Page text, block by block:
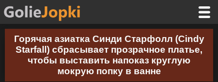
Горячая азиатка Синди Старфолл (Cindy
Starfall) сбрасывает прозрачное платье,
чтобы выставить напоказ круглую
мокрую попку в ванне